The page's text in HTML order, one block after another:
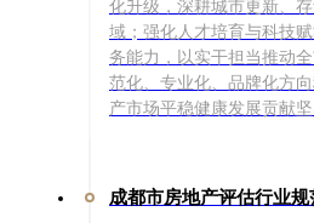
化升级，深耕城市更新、
域；强化人才培育与科技
务能力，以实干担当推动
范化、专业化、品牌化方
产市场平稳健康发展贡献坚
成都市房地产评估行业